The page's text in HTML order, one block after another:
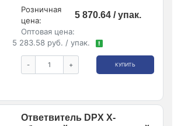
Розничная
цена:
5 870.64 / упак.
Оптовая цена:
5 283.58 руб. / упак.
!
- + КУПИТЬ
Ответвитель DPX Х-